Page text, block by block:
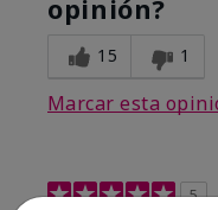
opinión?
15 1
Marcar esta
5